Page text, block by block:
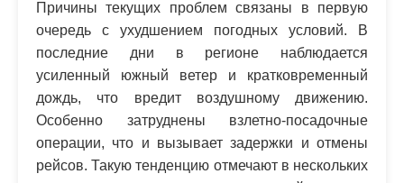
Причины текущих проблем связаны в первую
очередь с ухудшением погодных условий. В
последние дни в регионе наблюдается
усиленный южный ветер и кратковременный
дождь, что вредит воздушному движению.
Особенно затруднены взлетно-посадочные
операции, что и вызывает задержки и отмены
рейсов. Такую тенденцию отмечают в нескольких